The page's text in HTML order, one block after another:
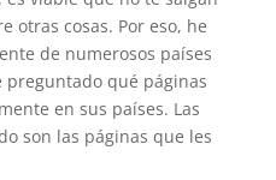
otras cosas. Por eso, he
de numerosos países
preguntado qué páginas
en sus países. Las
son las páginas que les